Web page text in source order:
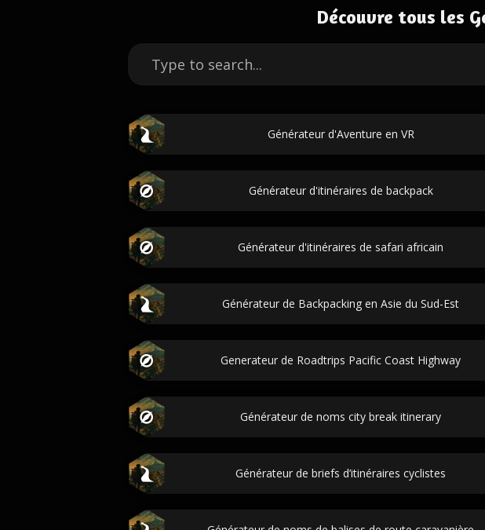
Découvre tous les
Générateur d'Aventure en VR
Générateur d'itinéraires de backpack
Générateur d'itinéraires de safari africain
Générateur de Backpacking en Asie du Sud-Est
Generateur de Roadtrips Pacific Coast Highway
Générateur de noms city break itinerary
Générateur de briefs d’itinéraires cyclistes